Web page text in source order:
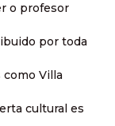
o profesor
por toda
Villa
cultural es